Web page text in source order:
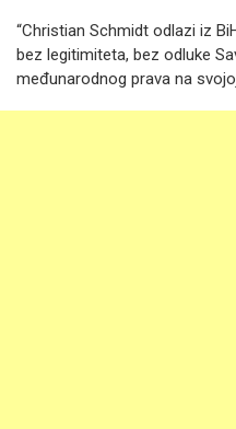
“Christian Schmidt odlazi iz
bez legitimiteta, bez odluke
međunarodnog prava na